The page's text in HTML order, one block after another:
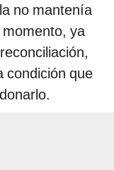
no mantenía
ya
condición que